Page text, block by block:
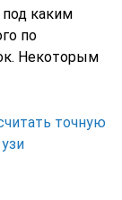
каким
по
Некоторым
точную